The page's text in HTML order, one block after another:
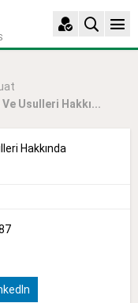
Usulleri Hakkı...
Hakkında